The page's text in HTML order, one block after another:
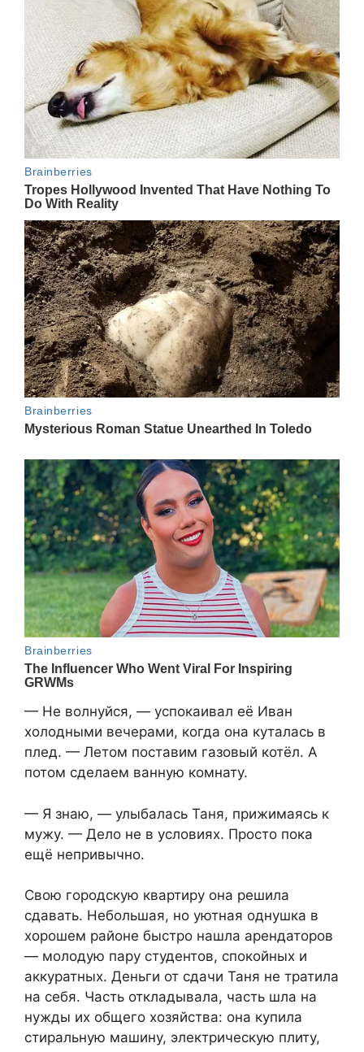
— Не волнуйся, — успокаивал её Иван
холодными вечерами, когда она куталась в
плед. — Летом поставим газовый котёл. А
потом сделаем ванную комнату.
— Я знаю, — улыбалась Таня, прижимаясь к
мужу. — Дело не в условиях. Просто пока
ещё непривычно.
Свою городскую квартиру она решила
сдавать. Небольшая, но уютная однушка в
хорошем районе быстро нашла арендаторов
— молодую пару студентов, спокойных и
аккуратных. Деньги от сдачи Таня не тратила
на себя. Часть откладывала, часть шла на
нужды их общего хозяйства: она купила
стиральную машину, электрическую плиту,